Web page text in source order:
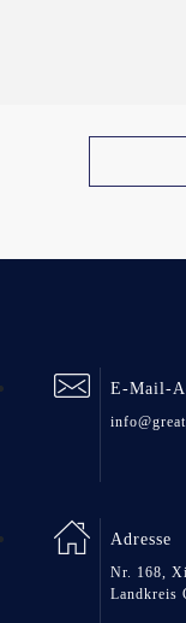
E-Mail-
Adresse
Nr. 168,
Landkreis